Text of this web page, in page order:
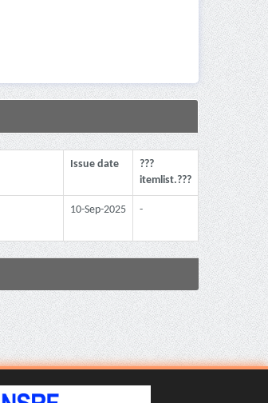
Issue date
???
itemlist.???
10-Sep-2025 -